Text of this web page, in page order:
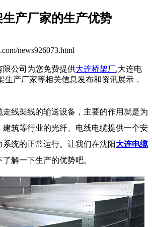
产厂家的生产优势
news926073.html
限公司为您免费提供大连桥架厂,大连电
生产厂家等相关信息发布和资讯展示，
走线架线的输送设备，主要的作用就是为
建筑等行业的光纤、电线电缆提供一个安
统的正常运行。让我们在沈阳大连电缆
了解一下生产的优势吧。